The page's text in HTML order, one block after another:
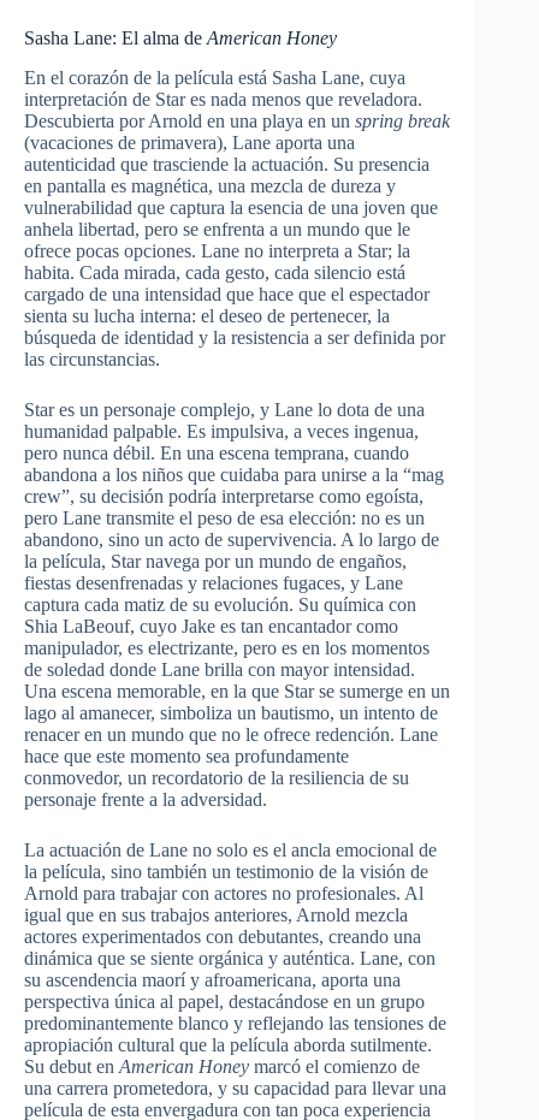
Sasha Lane: El alma de American Honey
En el corazón de la película está Sasha Lane, cuya
interpretación de Star es nada menos que reveladora.
Descubierta por Arnold en una playa en un spring break
(vacaciones de primavera), Lane aporta una
autenticidad que trasciende la actuación. Su presencia
en pantalla es magnética, una mezcla de dureza y
vulnerabilidad que captura la esencia de una joven que
anhela libertad, pero se enfrenta a un mundo que le
ofrece pocas opciones. Lane no interpreta a Star; la
habita. Cada mirada, cada gesto, cada silencio está
cargado de una intensidad que hace que el espectador
sienta su lucha interna: el deseo de pertenecer, la
búsqueda de identidad y la resistencia a ser definida por
las circunstancias.
Star es un personaje complejo, y Lane lo dota de una
humanidad palpable. Es impulsiva, a veces ingenua,
pero nunca débil. En una escena temprana, cuando
abandona a los niños que cuidaba para unirse a la “mag
crew”, su decisión podría interpretarse como egoísta,
pero Lane transmite el peso de esa elección: no es un
abandono, sino un acto de supervivencia. A lo largo de
la película, Star navega por un mundo de engaños,
fiestas desenfrenadas y relaciones fugaces, y Lane
captura cada matiz de su evolución. Su química con
Shia LaBeouf, cuyo Jake es tan encantador como
manipulador, es electrizante, pero es en los momentos
de soledad donde Lane brilla con mayor intensidad.
Una escena memorable, en la que Star se sumerge en un
lago al amanecer, simboliza un bautismo, un intento de
renacer en un mundo que no le ofrece redención. Lane
hace que este momento sea profundamente
conmovedor, un recordatorio de la resiliencia de su
personaje frente a la adversidad.
La actuación de Lane no solo es el ancla emocional de
la película, sino también un testimonio de la visión de
Arnold para trabajar con actores no profesionales. Al
igual que en sus trabajos anteriores, Arnold mezcla
actores experimentados con debutantes, creando una
dinámica que se siente orgánica y auténtica. Lane, con
su ascendencia maorí y afroamericana, aporta una
perspectiva única al papel, destacándose en un grupo
predominantemente blanco y reflejando las tensiones de
apropiación cultural que la película aborda sutilmente.
Su debut en American Honey marcó el comienzo de
una carrera prometedora, y su capacidad para llevar una
película de esta envergadura con tan poca experiencia